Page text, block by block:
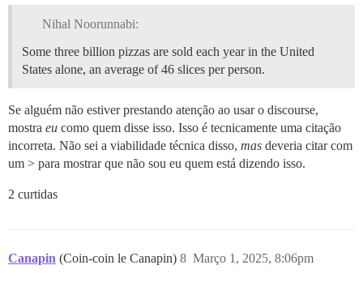
Nihal Noorunnabi:
Some three billion pizzas are sold each year in the United
States alone, an average of 46 slices per person.
Se alguém não estiver prestando atenção ao usar o discourse,
mostra eu como quem disse isso. Isso é tecnicamente uma citação
incorreta. Não sei a viabilidade técnica disso, mas deveria citar com
um > para mostrar que não sou eu quem está dizendo isso.
2 curtidas
Canapin (Coin-coin le Canapin) Março 1, 2025, 8:06pm
8